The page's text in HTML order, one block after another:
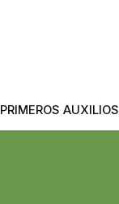
PRIMEROS AUXILIOS